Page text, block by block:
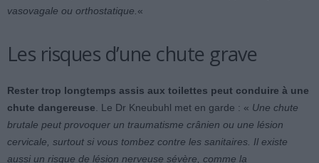
vasovagale ou orthostatique. «
Les risques d’une chute grave
Rester trop longtemps assis aux toilettes peut conduire à une
chute dangereuse . Le Dr Kneubuhl met en garde : « Une chute
brutale peut provoquer un traumatisme crânien ou une lésion
cervicale, surtout si vous tombez contre les sanitaires. Il existe
aussi un risque de lésion nerveuse sévère, comme la